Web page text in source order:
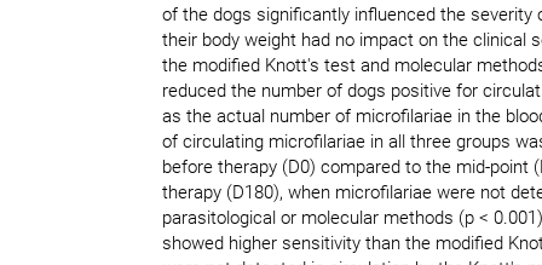
of the dogs significantly influenced the severity
their body weight had no impact on the clinical
the modified Knott's test and molecular
reduced the number of dogs positive for
as the actual number of microfilariae in the
of circulating microfilariae in all three groups
before therapy (D0) compared to the mid-point
therapy (D180), when microfilariae were not
parasitological or molecular methods (p <
showed higher sensitivity than the modified